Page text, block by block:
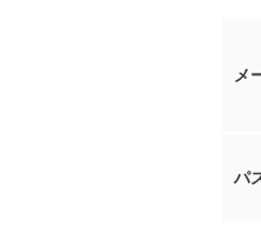
メ
パ